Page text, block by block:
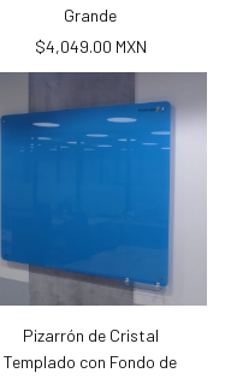
Grande
$4,049.00 MXN
Pizarrón de Cristal
Templado con Fondo de